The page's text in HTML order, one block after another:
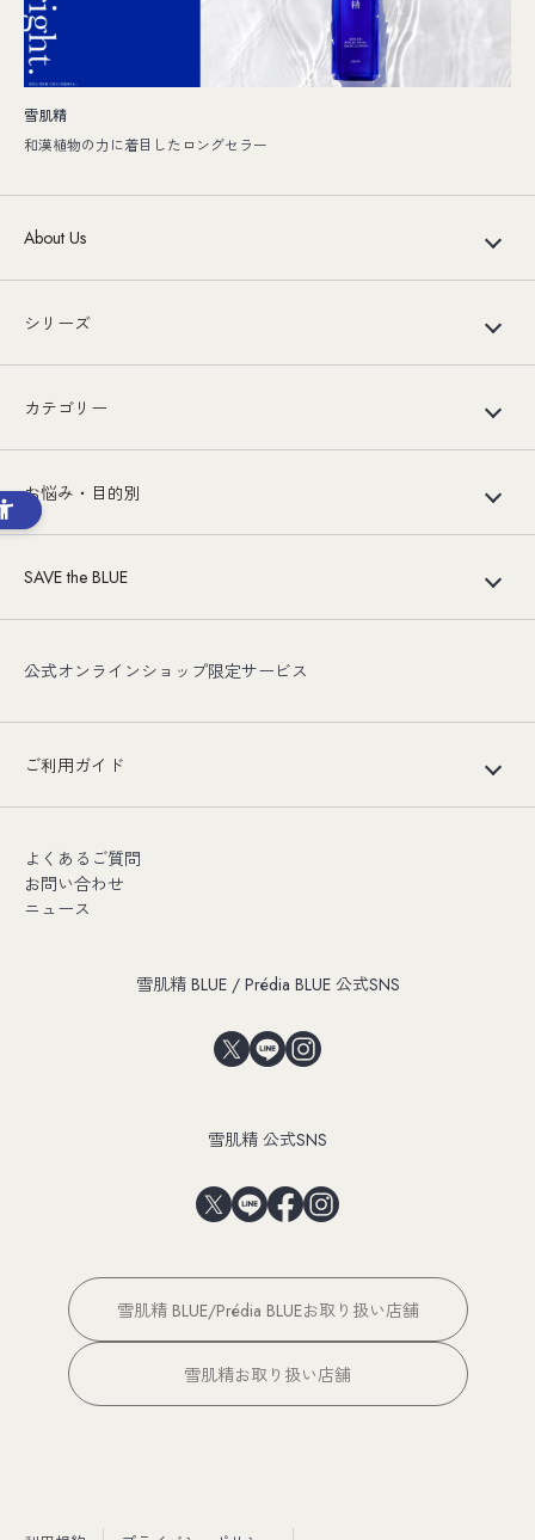
雪肌精
和漢植物の力に着目したロングセラー
About Us
シリーズ
カテゴリー
お悩み・目的別
SAVE the BLUE
公式オンラインショップ限定サービス
ご利用ガイド
よくあるご質問
お問い合わせ
ニュース
雪肌精 BLUE / Prédia BLUE 公式SNS
雪肌精 公式SNS
雪肌精 BLUE/Prédia BLUEお取り扱い店舗
雪肌精お取り扱い店舗